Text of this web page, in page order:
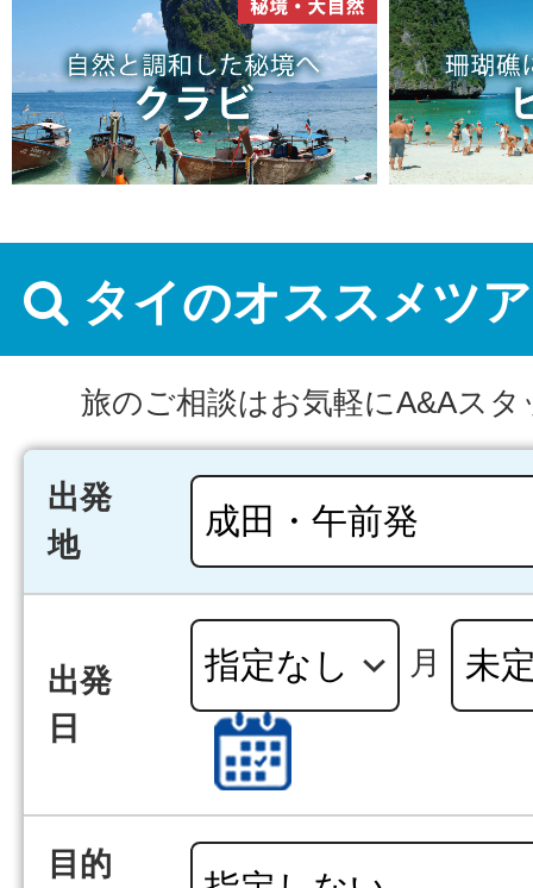
タイのオススメツ
旅のご相談はお気軽にA&Aスタ
出発
地
出発
日
月
目的